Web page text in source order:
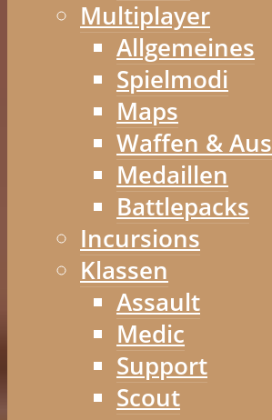
Multiplayer
Allgemeines
Spielmodi
Maps
Waffen &
Medaillen
Battlepacks
Incursions
Klassen
Assault
Medic
Support
Scout